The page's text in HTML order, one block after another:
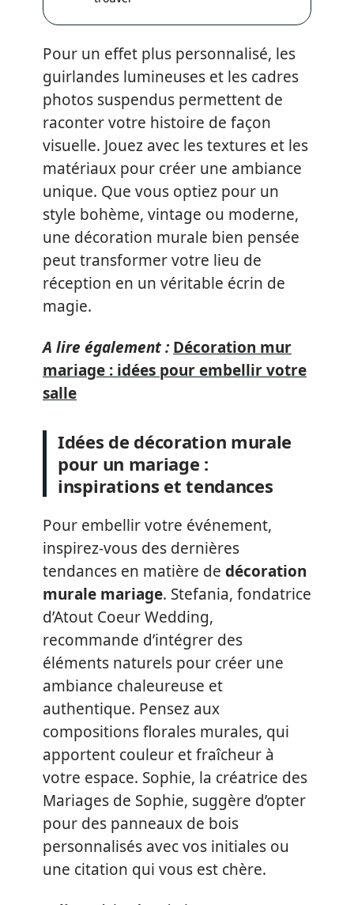
Pour un effet plus personnalisé, les
guirlandes lumineuses et les cadres
photos suspendus permettent de
raconter votre histoire de façon
visuelle. Jouez avec les textures et les
matériaux pour créer une ambiance
unique. Que vous optiez pour un
style bohème, vintage ou moderne,
une décoration murale bien pensée
peut transformer votre lieu de
réception en un véritable écrin de
magie.
A lire également : Décoration mur
mariage : idées pour embellir votre
salle
Idées de décoration murale
pour un mariage :
inspirations et tendances
Pour embellir votre événement,
inspirez-vous des dernières
tendances en matière de décoration
murale mariage. Stefania, fondatrice
d’Atout Coeur Wedding,
recommande d’intégrer des
éléments naturels pour créer une
ambiance chaleureuse et
authentique. Pensez aux
compositions florales murales, qui
apportent couleur et fraîcheur à
votre espace. Sophie, la créatrice des
Mariages de Sophie, suggère d’opter
pour des panneaux de bois
personnalisés avec vos initiales ou
une citation qui vous est chère.